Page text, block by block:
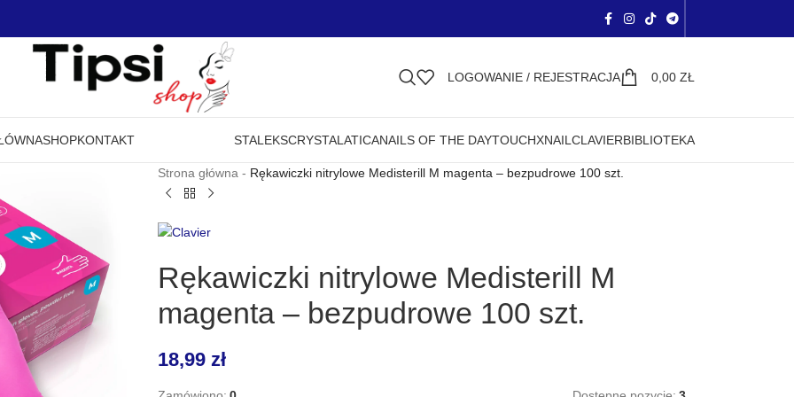
LOGOWANIE / REJESTRACJA 0,00 ZŁ
SHOPKONTAKT STALEKSCRYSTAL ATICANAILS OF THE DAYTOUCHXNAIL CLAVIERBIBLIOTEKA
Strona główna - Rękawiczki nitrylowe Medisterill M magenta – bezpudrowe 100 szt.
Rękawiczki nitrylowe Medisterill M
magenta – bezpudrowe 100 szt.
18,99 zł